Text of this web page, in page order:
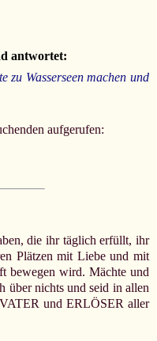
antwortet:
Wasserseen machen und
aufgerufen:
die ihr täglich erfüllt, ihr
Plätzen mit Liebe und mit
bewegen wird. Mächte und
über nichts und seid in allen
und ERLÖSER aller